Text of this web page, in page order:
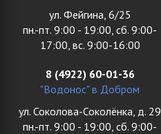
ул. Фейгина, 6/25
пн.-пт. 9:00 - 19:00, сб. 9:00-
17:00, вс. 9:00-16:00
8 (4922) 60-01-36
"Водонос" в Добром
ул. Соколова-Соколёнка, д. 29
пн.-пт. 9:00 - 19:00, сб. 9:00-